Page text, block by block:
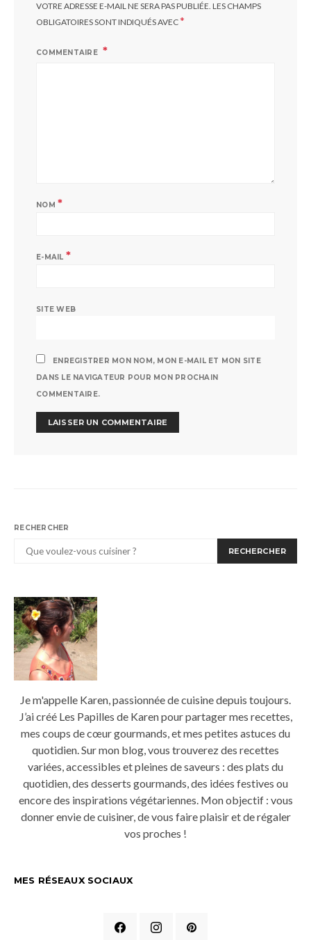
VOTRE ADRESSE E-MAIL NE SERA PAS PUBLIÉE. LES CHAMPS
OBLIGATOIRES SONT INDIQUÉS AVEC*
COMMENTAIRE
NOM *
E-MAIL *
SITE WEB
ENREGISTRER MON NOM, MON E-MAIL ET MON SITE
DANS LE NAVIGATEUR POUR MON PROCHAIN
COMMENTAIRE.
RECHERCHER
RECHERCHER
Je m'appelle Karen, passionnée de cuisine depuis toujours.
J’ai créé Les Papilles de Karen pour partager mes recettes,
mes coups de cœur gourmands, et mes petites astuces du
quotidien. Sur mon blog, vous trouverez des recettes
variées, accessibles et pleines de saveurs : des plats du
quotidien, des desserts gourmands, des idées festives ou
encore des inspirations végétariennes. Mon objectif : vous
donner envie de cuisiner, de vous faire plaisir et de régaler
vos proches !
MES RÉSEAUX SOCIAUX